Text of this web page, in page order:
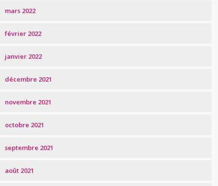
mars 2022
février 2022
janvier 2022
décembre 2021
novembre 2021
octobre 2021
septembre 2021
août 2021